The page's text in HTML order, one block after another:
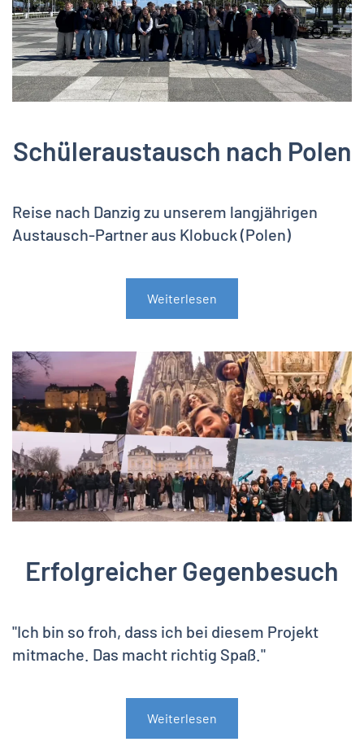
Schüleraustausch nach Polen
Reise nach Danzig zu unserem langjährigen
Austausch-Partner aus Klobuck (Polen)
Weiterlesen
Erfolgreicher Gegenbesuch
"Ich bin so froh, dass ich bei diesem Projekt
mitmache. Das macht richtig Spaß."
Weiterlesen